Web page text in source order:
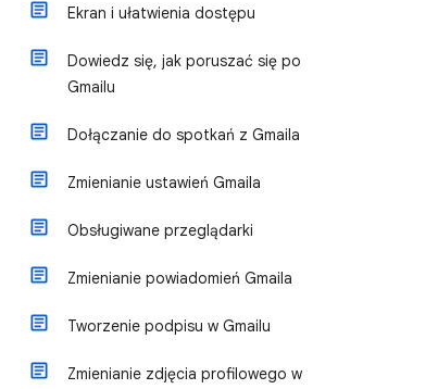
Ekran i ułatwienia dostępu
Dowiedz się, jak poruszać się po
Gmailu
Dołączanie do spotkań z Gmaila
Zmienianie ustawień Gmaila
Obsługiwane przeglądarki
Zmienianie powiadomień Gmaila
Tworzenie podpisu w Gmailu
Zmienianie zdjęcia profilowego w